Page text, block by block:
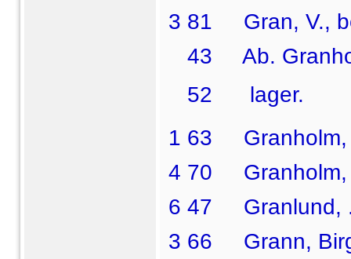
3 81 Gran, V.,
43 Ab.
52  lager.
1 63 Granholm,
4 70 Granholm,
6 47 Granlund, .
3 66 Grann,